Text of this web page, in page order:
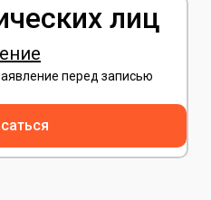
лиц
перед записью